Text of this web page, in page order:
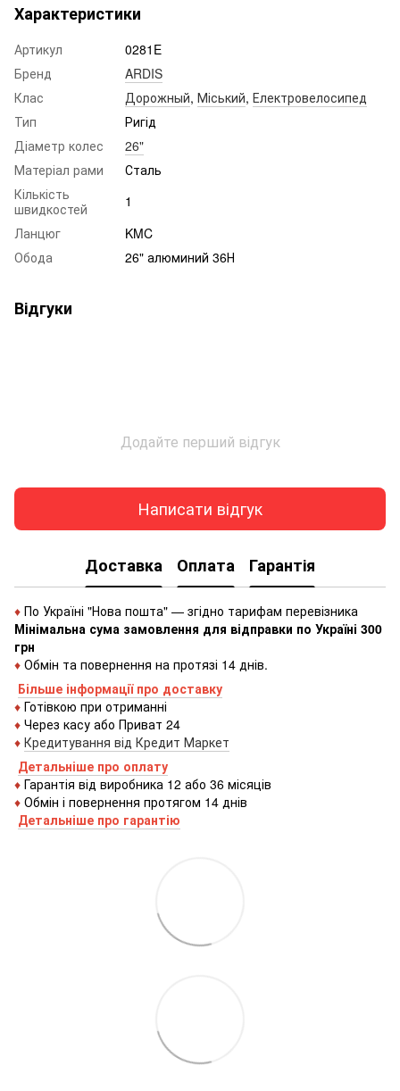
Характеристики
Артикул
0281E
Бренд
ARDIS
Клас
Дорожный, Міський, Електровелосипед
Тип
Ригід
Діаметр колес
26"
Матеріал рами
Сталь
Кількість
швидкостей
1
Ланцюг
KMC
Обода
26" алюминий 36Н
Відгуки
Додайте перший відгук
Написати відгук
Доставка Оплата Гарантія
♦ По Україні "Нова пошта" — згідно тарифам перевізника
Мінімальна сума замовлення для відправки по Україні 300
грн
♦ Обмін та повернення на протязі 14 днів.
Більше інформації про доставку
♦ Готівкою при отриманні
♦ Через касу або Приват 24
♦ Кредитування від Кредит Маркет
Детальніше про оплату
♦ Гарантія від виробника 12 або 36 місяців
♦ Обмін і повернення протягом 14 днів
Детальніше про гарантію